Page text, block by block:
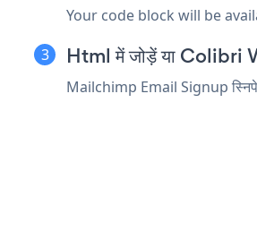
Your code block will be
Html में जोड़ें या Colibri
Mailchimp Email Signup